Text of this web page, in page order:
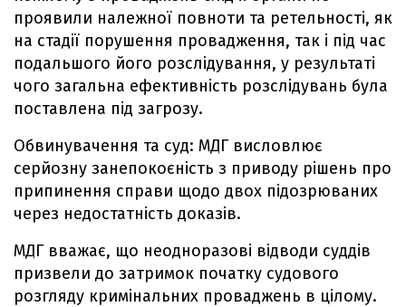
проявили належної повноти та ретельності, як
на стадії порушення провадження, так і під час
подальшого його розслідування, у результаті
чого загальна ефективність розслідувань була
поставлена під загрозу.
Обвинувачення та суд: МДГ висловлює
серйозну занепокоєність з приводу рішень про
припинення справи щодо двох підозрюваних
через недостатність доказів.
МДГ вважає, що неодноразові відводи суддів
призвели до затримок початку судового
розгляду кримінальних проваджень в цілому.